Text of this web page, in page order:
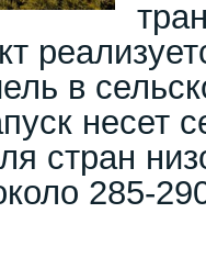
в
несет
стран
285-